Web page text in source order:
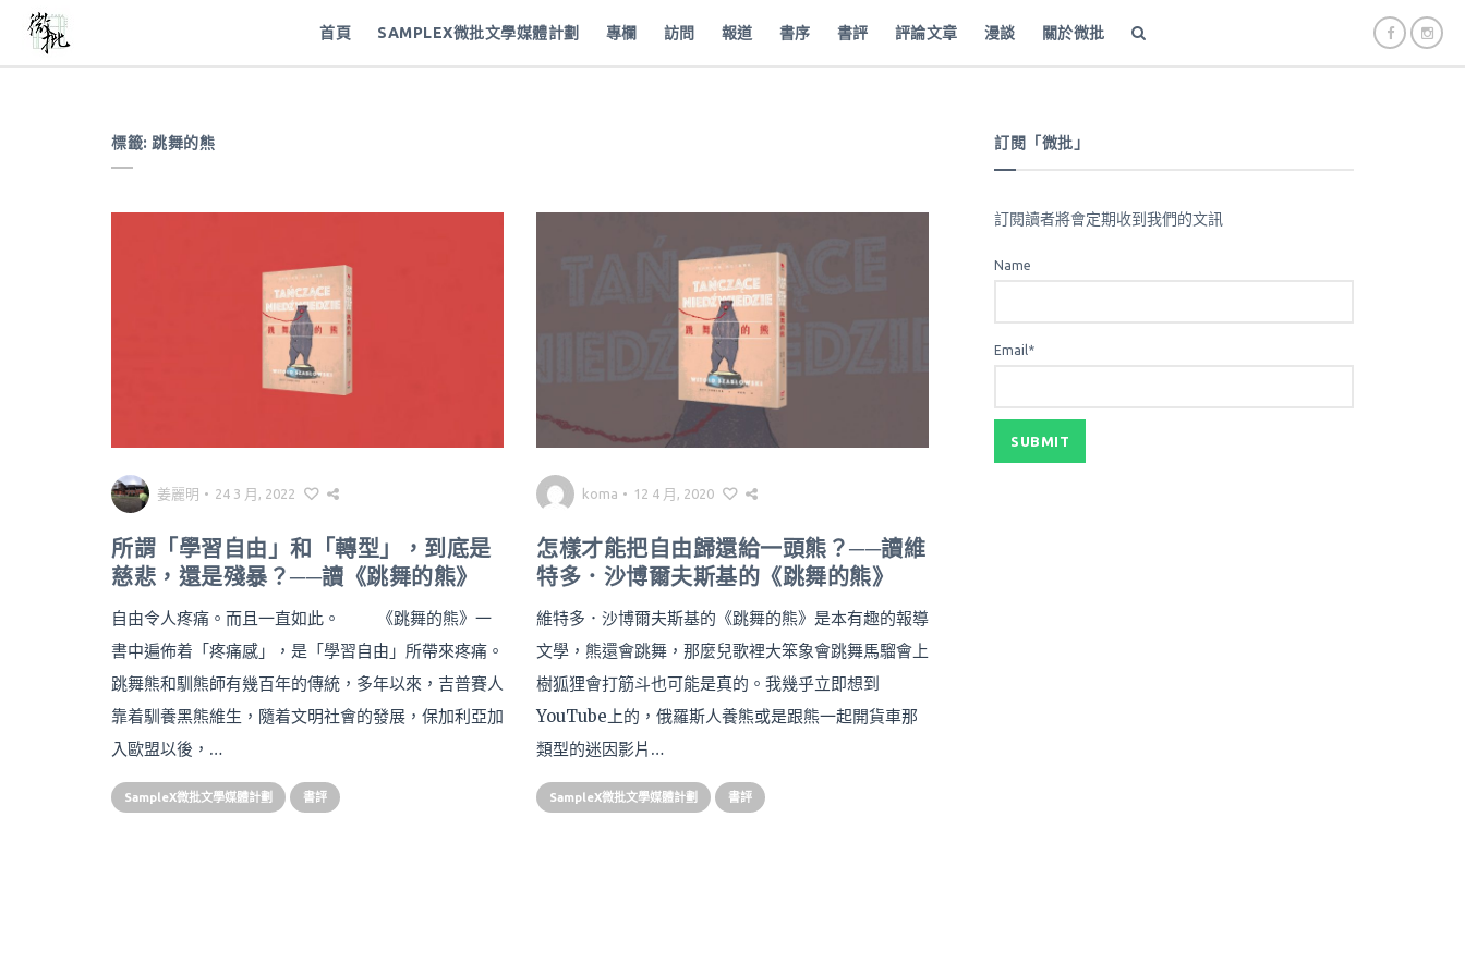
首頁 SAMPLEX微批文學媒體計劃 專欄 訪問 報道 書序 書評 評論文章 漫談 關於微批
標籤: 跳舞的熊
姜麗明 • 24 3 月, 2022
所謂「學習自由」和「轉型」，到底是
慈悲，還是殘暴？──讀《跳舞的熊》
自由令人疼痛。而且一直如此。 《跳舞的熊》一
書中遍佈着「疼痛感」，是「學習自由」所帶來疼痛。
跳舞熊和馴熊師有幾百年的傳統，多年以來，吉普賽人
靠着馴養黑熊維生，隨着文明社會的發展，保加利亞加
入歐盟以後，…
SampleX微批文學媒體計劃 書評
koma • 12 4 月, 2020
怎樣才能把自由歸還給一頭熊？──讀維
特多．沙博爾夫斯基的《跳舞的熊》
維特多．沙博爾夫斯基的《跳舞的熊》是本有趣的報導
文學，熊還會跳舞，那麼兒歌裡大笨象會跳舞馬騮會上
樹狐狸會打筋斗也可能是真的。我幾乎立即想到
YouTube上的，俄羅斯人養熊或是跟熊一起開貨車那
類型的迷因影片…
SampleX微批文學媒體計劃 書評
訂閱「微批」
訂閱讀者將會定期收到我們的文訊
Name
Email*